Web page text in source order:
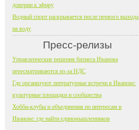
доверии к эфиру
Водный спорт раскрывается после первого выхода
на воду
Пресс-релизы
Управленческие решения бизнеса Иванова
пересматриваются из-за НДС
Где организуют литературные встречи в Иванове:
культурные площадки и сообщества
Хобби-клубы и объединения по интересам в
Иванове: где найти единомышленников